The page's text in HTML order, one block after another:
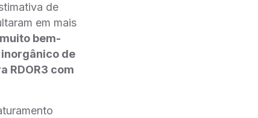
de
em mais
bem-
de
RDOR3 com